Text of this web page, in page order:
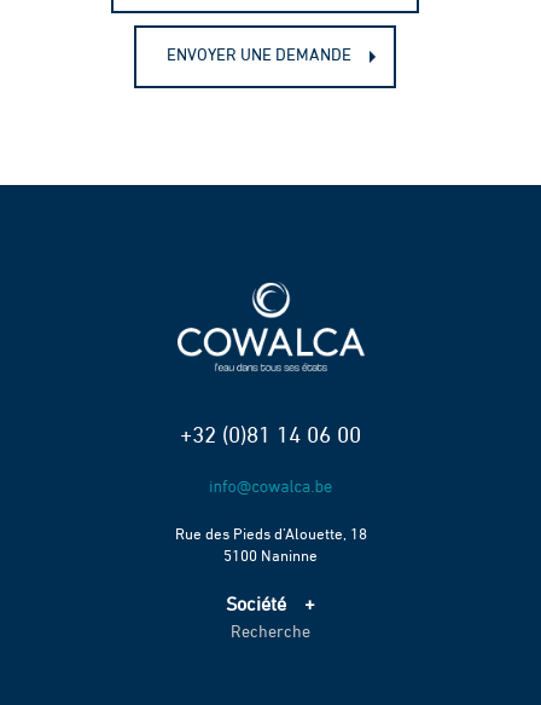
ENVOYER UNE DEMANDE
+32 (0)81 14 06 00
Rue des Pieds d’Alouette, 18
5100 Naninne
Société
Accueil
Recherche